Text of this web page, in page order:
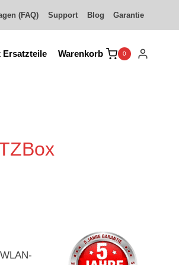
(FAQ) Support Blog Garantie
Ersatzteile Warenkorb 0